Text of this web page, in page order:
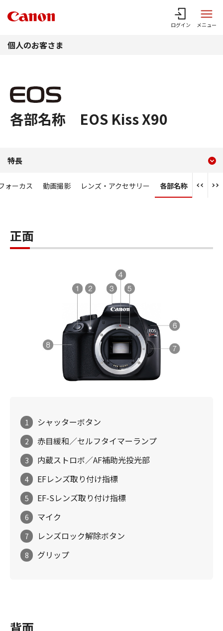
ログイン メニュー
個人のお客さま
各部名称 EOS Kiss X90
特長
ォーカス 動画撮影 レンズ・アクセサリー 各部名称
正面
1 シャッターボタン
2 赤目緩和／セルフタイマーランプ
3 内蔵ストロボ／AF補助光投光部
4 EFレンズ取り付け指標
5 EF-Sレンズ取り付け指標
6 マイク
7 レンズロック解除ボタン
8 グリップ
背面